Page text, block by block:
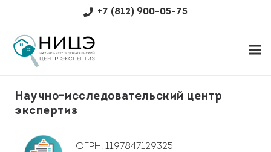
+7 (812) 900-05-75
Научно-исследовательский центр
экспертиз
ОГРН: 1197847129325